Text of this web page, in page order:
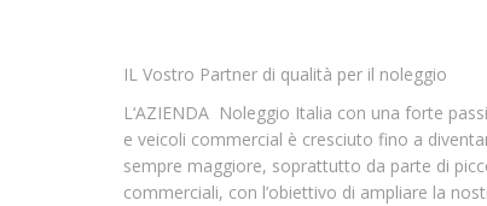
IL Vostro Partner di qualità per il noleggio
L‘AZIENDA Noleggio Italia con una forte
e veicoli commercial è cresciuto fino a
sempre maggiore, soprattutto da parte di
commerciali, con l’obiettivo di ampliare la